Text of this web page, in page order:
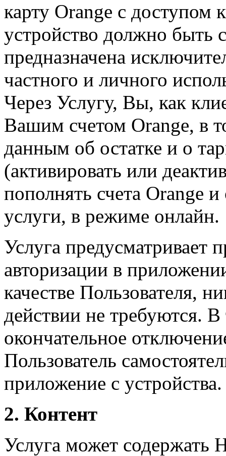
карту Orange с доступом
устройство должно быть
предназначена
частного и личного
Через Услугу, Вы, как
Вашим счетом Orange, в
данным об остатке и о
(активировать или
пополнять счета Orange
услуги, в режиме онлайн.
Услуга предусматривает
авторизации в
качестве Пользователя,
действии не требуются.
окончательное
Пользователь
приложение с устройства.
2. Контент
Услуга может содержать